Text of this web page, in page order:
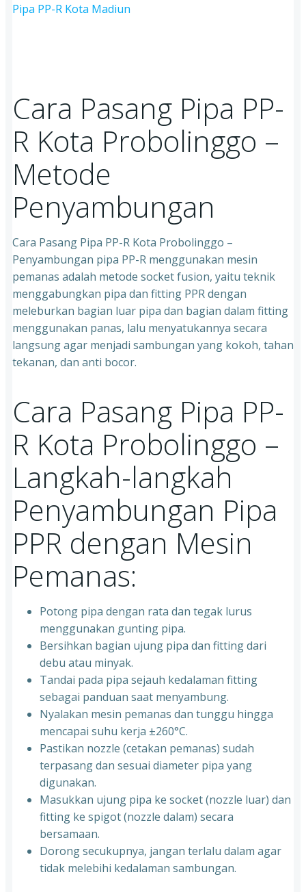
Pipa PP-R Kota Madiun
Cara Pasang Pipa PP-
R Kota Probolinggo –
Metode
Penyambungan
Cara Pasang Pipa PP-R Kota Probolinggo –
Penyambungan pipa PP-R menggunakan mesin
pemanas adalah metode socket fusion, yaitu teknik
menggabungkan pipa dan fitting PPR dengan
meleburkan bagian luar pipa dan bagian dalam fitting
menggunakan panas, lalu menyatukannya secara
langsung agar menjadi sambungan yang kokoh, tahan
tekanan, dan anti bocor.
Cara Pasang Pipa PP-
R Kota Probolinggo –
Langkah-langkah
Penyambungan Pipa
PPR dengan Mesin
Pemanas:
Potong pipa dengan rata dan tegak lurus
menggunakan gunting pipa.
Bersihkan bagian ujung pipa dan fitting dari
debu atau minyak.
Tandai pada pipa sejauh kedalaman fitting
sebagai panduan saat menyambung.
Nyalakan mesin pemanas dan tunggu hingga
mencapai suhu kerja ±260°C.
Pastikan nozzle (cetakan pemanas) sudah
terpasang dan sesuai diameter pipa yang
digunakan.
Masukkan ujung pipa ke socket (nozzle luar) dan
fitting ke spigot (nozzle dalam) secara
bersamaan.
Dorong secukupnya, jangan terlalu dalam agar
tidak melebihi kedalaman sambungan.